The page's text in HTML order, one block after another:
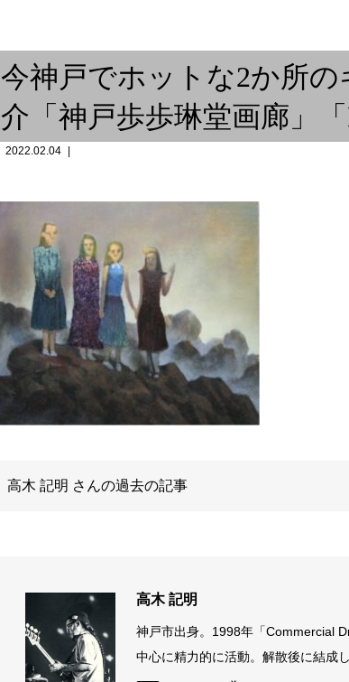
ライブハウスって何？
アンミュージック ...
祈りと音楽『ご奉納演奏』①
今神戸でホットな2か所
介「神戸歩歩琳堂画廊」「
2022.02.04
高木 記明 さんの過去の記事
高木 記明
神戸市出身。1998年「Commercial
中心に精力的に活動。解散後に結成